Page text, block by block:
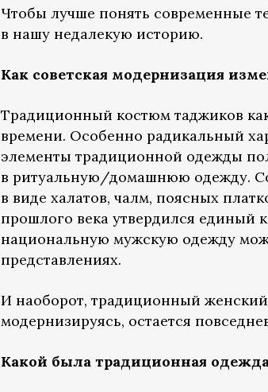
Чтобы лучше понять современные
в нашу недалекую историю.
Как советская модернизация
Традиционный костюм таджиков
времени. Особенно радикальный
элементы традиционной одежды
в ритуальную/домашнюю одежду.
в виде халатов, чалм, поясных
прошлого века утвердился единый
национальную мужскую одежду
представлениях.
И наоборот, традиционный
модернизируясь, остается
Какой была традиционная